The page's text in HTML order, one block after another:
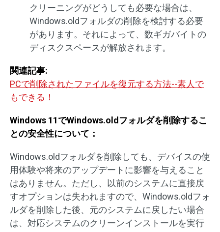
クリーニングがどうしても必要な場合は、
Windows.oldフォルダの削除を検討する必要
があります。それによって、数ギガバイトの
ディスクスペースが解放されます。
関連記事:
PCで削除されたファイルを復元する方法--素人で
もできる！
Windows 11でWindows.oldフォルダを削除するこ
との安全性について：
Windows.oldフォルダを削除しても、デバイスの使
用体験や将来のアップデートに影響を与えること
はありません。ただし、以前のシステムに直接戻
すオプションは失われますので、Windows.oldフォ
ルダを削除した後、元のシステムに戻したい場合
は、対応システムのクリーンインストールを実行